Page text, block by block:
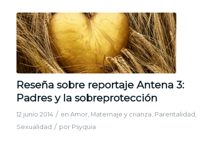
Reseña sobre reportaje Antena 3:
Padres y la sobreprotección
12 junio 2014 / en Amor, Maternaje y crianza Parentalidad
Sexualidad / por Psyquia